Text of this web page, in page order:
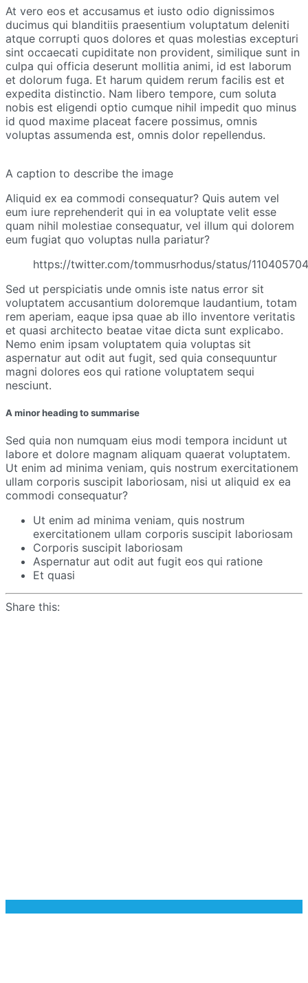
At vero eos et accusamus et iusto odio dignissimos
ducimus qui blanditiis praesentium voluptatum deleniti
atque corrupti quos dolores et quas molestias excepturi
sint occaecati cupiditate non provident, similique sunt in
culpa qui officia deserunt mollitia animi, id est laborum
et dolorum fuga. Et harum quidem rerum facilis est et
expedita distinctio. Nam libero tempore, cum soluta
nobis est eligendi optio cumque nihil impedit quo minus
id quod maxime placeat facere possimus, omnis
voluptas assumenda est, omnis dolor repellendus.
A caption to describe the image
Aliquid ex ea commodi consequatur? Quis autem vel
eum iure reprehenderit qui in ea voluptate velit esse
quam nihil molestiae consequatur, vel illum qui dolorem
eum fugiat quo voluptas nulla pariatur?
https://twitter.com/tommusrhodus/status/
Sed ut perspiciatis unde omnis iste natus error sit
voluptatem accusantium doloremque laudantium, totam
rem aperiam, eaque ipsa quae ab illo inventore veritatis
et quasi architecto beatae vitae dicta sunt explicabo.
Nemo enim ipsam voluptatem quia voluptas sit
aspernatur aut odit aut fugit, sed quia consequuntur
magni dolores eos qui ratione voluptatem sequi
nesciunt.
A minor heading to summarise
Sed quia non numquam eius modi tempora incidunt ut
labore et dolore magnam aliquam quaerat voluptatem.
Ut enim ad minima veniam, quis nostrum exercitationem
ullam corporis suscipit laboriosam, nisi ut aliquid ex ea
commodi consequatur?
Ut enim ad minima veniam, quis nostrum
exercitationem ullam corporis suscipit laboriosam
Corporis suscipit laboriosam
Aspernatur aut odit aut fugit eos qui ratione
Et quasi
Share this: